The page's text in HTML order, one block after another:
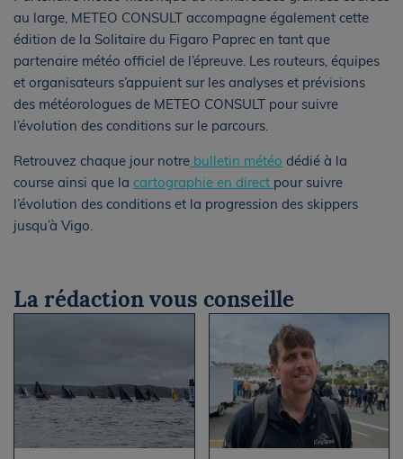
au large, METEO CONSULT accompagne également cette
édition de la Solitaire du Figaro Paprec en tant que
partenaire météo officiel de l’épreuve. Les routeurs, équipes
et organisateurs s’appuient sur les analyses et prévisions
des météorologues de METEO CONSULT pour suivre
l’évolution des conditions sur le parcours.
Retrouvez chaque jour notre bulletin météo dédié à la
course ainsi que la cartographie en direct pour suivre
l’évolution des conditions et la progression des skippers
jusqu’à Vigo.
La rédaction vous conseille